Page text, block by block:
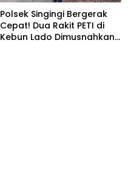
Polsek Singingi Bergerak
Cepat! Dua Rakit PETI di
Kebun Lado Dimusnahkan